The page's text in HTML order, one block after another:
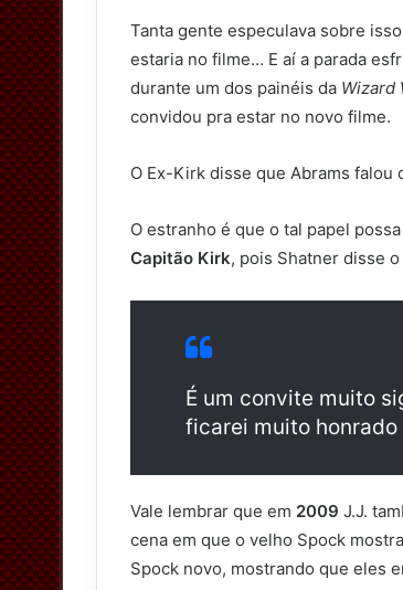
Tanta gente especulava sobre
estaria no filme… E aí a parada
durante um dos painéis da Wizard
convidou pra estar no novo filme.
O Ex-Kirk disse que Abrams
O estranho é que o tal papel
Capitão Kirk, pois Shatner disse
É um convite muito
ficarei muito
Vale lembrar que em 2009 J.J.
cena em que o velho Spock
Spock novo, mostrando que eles